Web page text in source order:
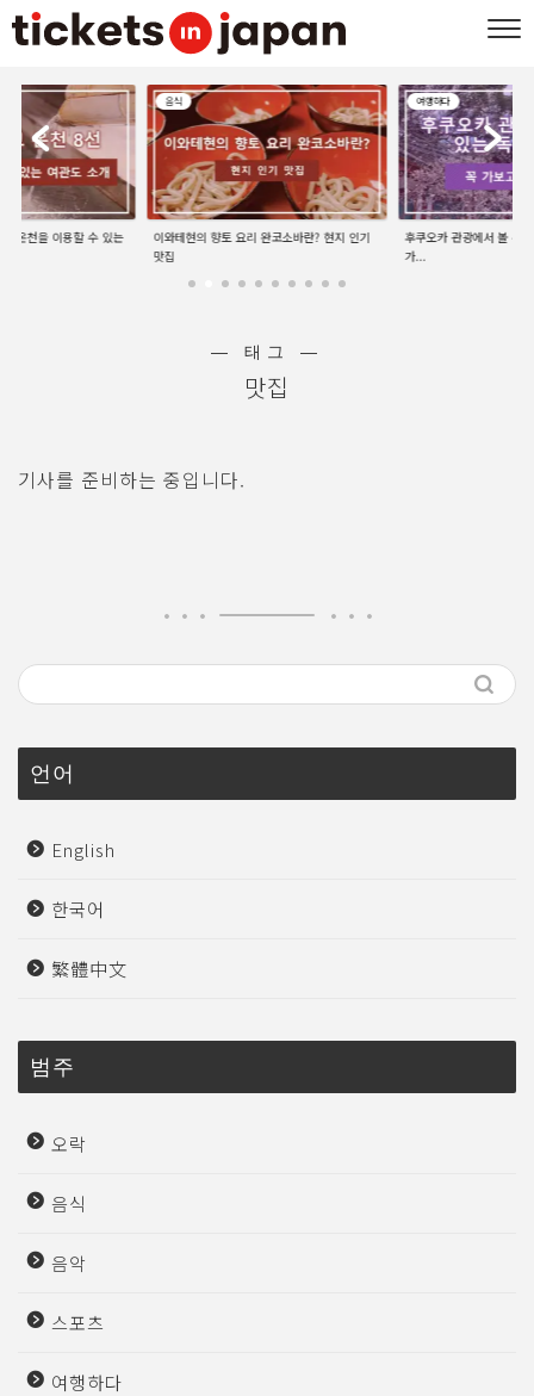
| 온천을 이용할 수 있는
음식
이와테현의 향토 요리 완코소바란? 현지 인기
맛집
여행하다
후쿠오카 관광에서 볼 수
가...
― 태그 ―
맛집
기사를 준비하는 중입니다.
언어
English
한국어
繁體中文
범주
오락
음식
음악
스포츠
여행하다